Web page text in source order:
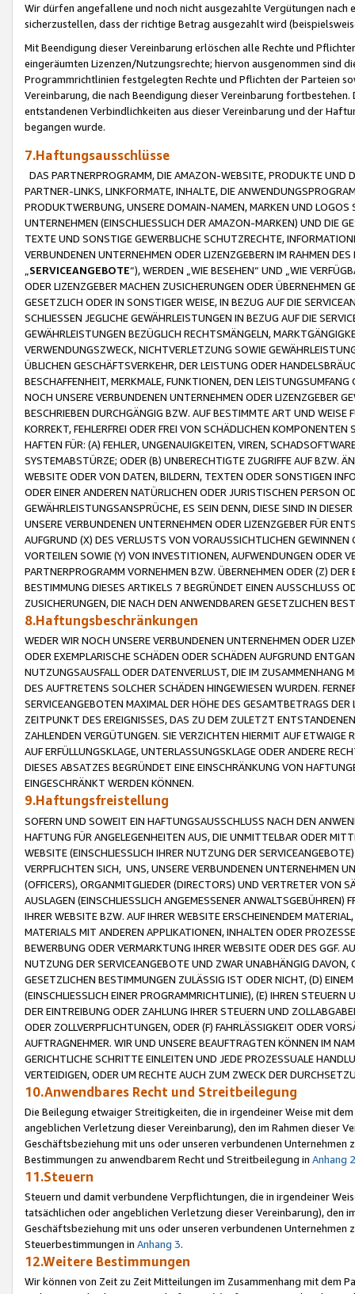
Wir dürfen angefallene und noch nicht ausgezahlte Vergütungen
sicherzustellen, dass der richtige Betrag ausgezahlt wird
Mit Beendigung dieser Vereinbarung erlöschen alle Rechte und
eingeräumten Lizenzen/Nutzungsrechte; hiervon ausgenommen sind
Programmrichtlinien festgelegten Rechte und Pflichten der Parteien
Vereinbarung, die nach Beendigung dieser Vereinbarung
entstandenen Verbindlichkeiten aus dieser Vereinbarung und der
begangen wurde.
7.Haftungsausschlüsse
DAS PARTNERPROGRAMM, DIE AMAZON-WEBSITE, PRODUKTE UND
PARTNER-LINKS, LINKFORMATE, INHALTE, DIE
PRODUKTWERBUNG, UNSERE DOMAIN-NAMEN, MARKEN UND
UNTERNEHMEN (EINSCHLIESSLICH DER AMAZON-MARKEN) UND DIE
TEXTE UND SONSTIGE GEWERBLICHE SCHUTZRECHTE,
VERBUNDENEN UNTERNEHMEN ODER LIZENZGEBERN IM RAHMEN
SERVICEANGEBOTE“), WERDEN „WIE BESEHEN“ UND „WIE
ODER LIZENZGEBER MACHEN ZUSICHERUNGEN ODER ÜBERNEHMEN
GESETZLICH ODER IN SONSTIGER WEISE, IN BEZUG AUF DIE
SCHLIESSEN JEGLICHE GEWÄHRLEISTUNGEN IN BEZUG AUF DIE
GEWÄHRLEISTUNGEN BEZÜGLICH RECHTSMÄNGELN,
VERWENDUNGSZWECK, NICHTVERLETZUNG SOWIE
ÜBLICHEN GESCHÄFTSVERKEHR, DER LEISTUNG ODER
BESCHAFFENHEIT, MERKMALE, FUNKTIONEN, DEN
NOCH UNSERE VERBUNDENEN UNTERNEHMEN ODER LIZENZGEBER
BESCHRIEBEN DURCHGÄNGIG BZW. AUF BESTIMMTE ART UND
KORREKT, FEHLERFREI ODER FREI VON SCHÄDLICHEN
HAFTEN FÜR: (A) FEHLER, UNGENAUIGKEITEN, VIREN,
SYSTEMABSTÜRZE; ODER (B) UNBERECHTIGTE ZUGRIFFE AUF BZW.
WEBSITE ODER VON DATEN, BILDERN, TEXTEN ODER SONSTIGEN
ODER EINER ANDEREN NATÜRLICHEN ODER JURISTISCHEN PERSON
GEWÄHRLEISTUNGSANSPRÜCHE, ES SEIN DENN, DIESE SIND IN
UNSERE VERBUNDENEN UNTERNEHMEN ODER LIZENZGEBER FÜR
AUFGRUND (X) DES VERLUSTS VON VORAUSSICHTLICHEN
VORTEILEN SOWIE (Y) VON INVESTITIONEN, AUFWENDUNGEN ODER
PARTNERPROGRAMM VORNEHMEN BZW. ÜBERNEHMEN ODER (Z)
BESTIMMUNG DIESES ARTIKELS 7 BEGRÜNDET EINEN AUSSCHLUSS
ZUSICHERUNGEN, DIE NACH DEN ANWENDBAREN GESETZLICHEN
8.Haftungsbeschränkungen
WEDER WIR NOCH UNSERE VERBUNDENEN UNTERNEHMEN ODER
ODER EXEMPLARISCHE SCHÄDEN ODER SCHÄDEN AUFGRUND
NUTZUNGSAUSFALL ODER DATENVERLUST, DIE IM ZUSAMMENHANG
DES AUFTRETENS SOLCHER SCHÄDEN HINGEWIESEN WURDEN.
SERVICEANGEBOTEN MAXIMAL DER HÖHE DES GESAMTBETRAGS
ZEITPUNKT DES EREIGNISSES, DAS ZU DEM ZULETZT
ZAHLENDEN VERGÜTUNGEN. SIE VERZICHTEN HIERMIT AUF
AUF ERFÜLLUNGSKLAGE, UNTERLASSUNGSKLAGE ODER ANDERE
DIESES ABSATZES BEGRÜNDET EINE EINSCHRÄNKUNG VON
EINGESCHRÄNKT WERDEN KÖNNEN.
9.Haftungsfreistellung
SOFERN UND SOWEIT EIN HAFTUNGSAUSSCHLUSS NACH DEN
HAFTUNG FÜR ANGELEGENHEITEN AUS, DIE UNMITTELBAR ODER
WEBSITE (EINSCHLIESSLICH IHRER NUTZUNG DER
VERPFLICHTEN SICH, UNS, UNSERE VERBUNDENEN UNTERNEHMEN
(OFFICERS), ORGANMITGLIEDER (DIRECTORS) UND VERTRETER VON
AUSLAGEN (EINSCHLIESSLICH ANGEMESSENER
IHRER WEBSITE BZW. AUF IHRER WEBSITE ERSCHEINENDEM
MATERIALS MIT ANDEREN APPLIKATIONEN, INHALTEN ODER
BEWERBUNG ODER VERMARKTUNG IHRER WEBSITE ODER DES GGF.
NUTZUNG DER SERVICEANGEBOTE UND ZWAR UNABHÄNGIG
GESETZLICHEN BESTIMMUNGEN ZULÄSSIG IST ODER NICHT, (D)
(EINSCHLIESSLICH EINER PROGRAMMRICHTLINIE), (E) IHREN
DER EINTREIBUNG ODER ZAHLUNG IHRER STEUERN UND
ODER ZOLLVERPFLICHTUNGEN, ODER (F) FAHRLÄSSIGKEIT ODER
AUFTRAGNEHMER. WIR UND UNSERE BEAUFTRAGTEN KÖNNEN IM
GERICHTLICHE SCHRITTE EINLEITEN UND JEDE PROZESSUALE
VERTEIDIGEN, ODER UM RECHTE AUCH ZUM ZWECK DER
10.Anwendbares Recht und Streitbeilegung
Die Beilegung etwaiger Streitigkeiten, die in irgendeiner Weise mit
angeblichen Verletzung dieser Vereinbarung), den im Rahmen dieser
Geschäftsbeziehung mit uns oder unseren verbundenen
Bestimmungen zu anwendbarem Recht und Streitbeilegung in Anhang 2
11.Steuern
Steuern und damit verbundene Verpflichtungen, die in irgendeiner
tatsächlichen oder angeblichen Verletzung dieser Vereinbarung), den
Geschäftsbeziehung mit uns oder unseren verbundenen
Steuerbestimmungen in Anhang 3.
12.Weitere Bestimmungen
Wir können von Zeit zu Zeit Mitteilungen im Zusammenhang mit dem